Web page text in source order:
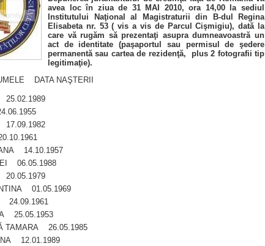
avea loc în ziua de 31 MAI 2010, ora 14,00 la sediul
Institutului Naţional al Magistraturii din B-dul Regina
Elisabeta nr. 53 ( vis a vis de Parcul Cişmigiu), dată la
care vă rugăm să prezentaţi asupra dumneavoastră un
act de identitate (paşaportul sau permisul de şedere
permanentă sau cartea de rezidenţă, plus 2 fotografii tip
legitimaţie).
DATA NAŞTERII
17.09.1982
14.10.1957
06.05.1988
20.05.1979
01.05.1969
24.09.1961
25.05.1953
TAMARA 26.05.1985
12.01.1989